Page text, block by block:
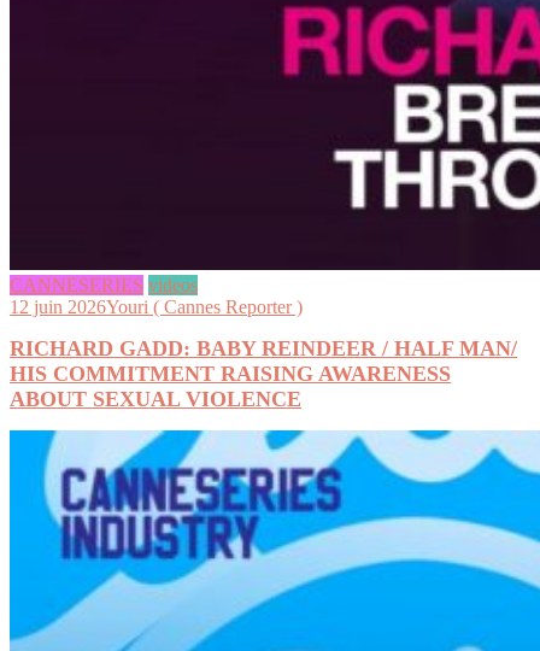
CANNESERIES videos
12 juin 2026Youri ( Cannes Reporter )
RICHARD GADD: BABY REINDEER / HALF MAN/
HIS COMMITMENT RAISING AWARENESS
ABOUT SEXUAL VIOLENCE